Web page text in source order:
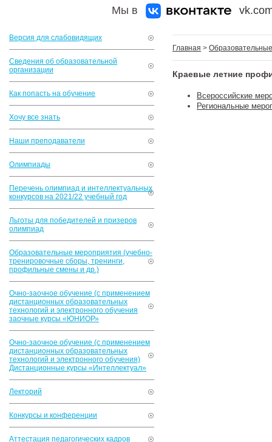
Мы в
Версия для слабовидящих
Сведения об образовательной
организации
Как попасть на обучение
Хочу все знать
Наши преподаватели
Олимпиады
Перечень олимпиад и интеллектуальных
конкурсов на 2021/22 учебный год
Льготы для победителей и призеров
олимпиад
Образовательные мероприятия (учебно-
тренировочные сборы, тренинги,
профильные смены и др.)
Очно-заочное обучение (с применением
дистанционных образовательных
технологий и электронного обучения
заочные курсы «ЮНИОР»
Очно-заочное обучение (с применением
дистанционных образовательных
технологий и электронного обучения)
Дистанционные курсы «Интеллектуал»
Лекторий
Конкурсы и конференции
Аттестация педагогических кадров
Главная >
Краевые летние
Всероссийские
Региональные